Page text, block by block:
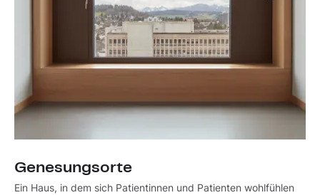
Genesungsorte
Ein Haus, in dem sich Patientinnen und Patienten wohlfühlen